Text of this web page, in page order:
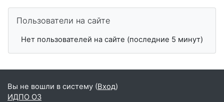
Пользователи на сайте
Нет пользователей на сайте (последние 5 минут)
Вы не вошли в систему (Вход)
ИДПО ОЗ